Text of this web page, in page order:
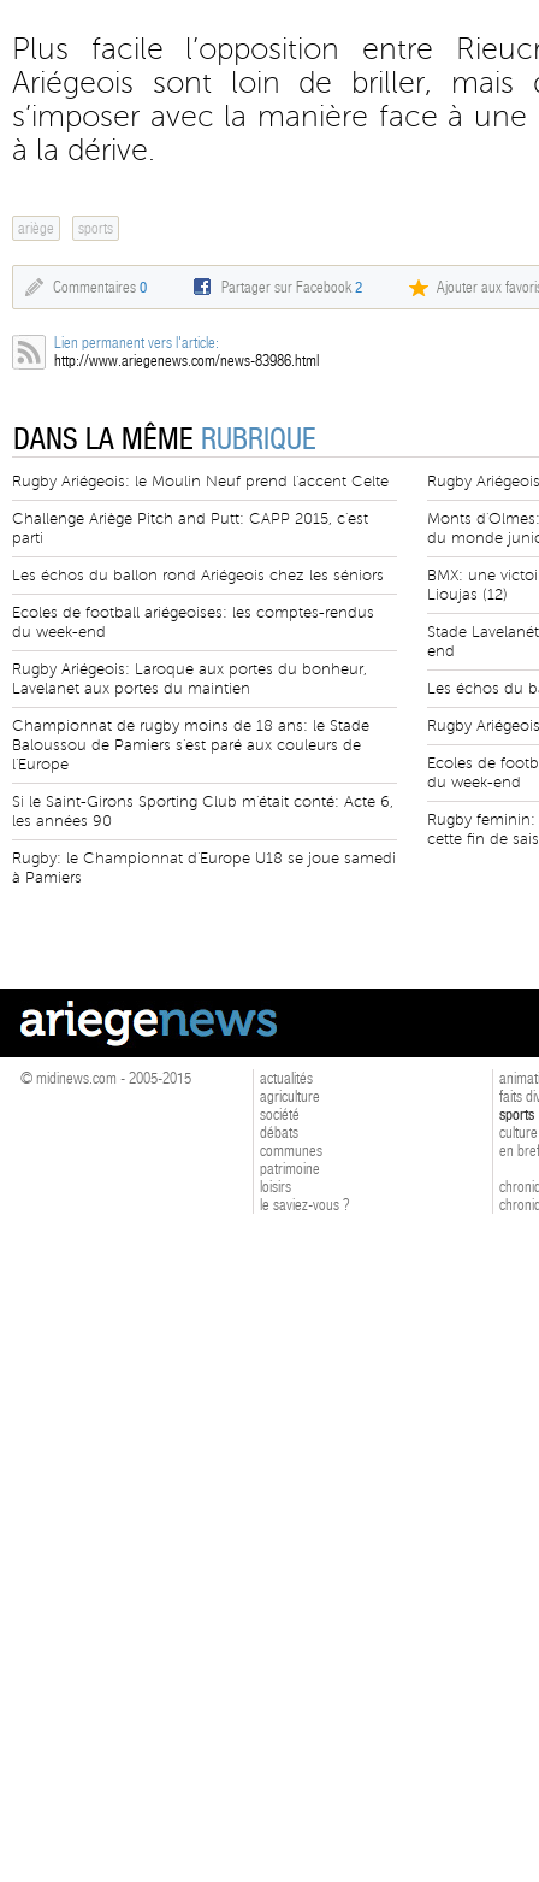
Plus facile l’opposition entre
Ariégeois sont loin de briller, mais
s’imposer avec la manière face à
à la dérive.
ariège sports
Commentaires 0 Partager sur Facebook2 Ajouter aux
Lien permanent vers l'article:
http://www.ariegenews.com/news-83986.html
DANS LA MÊME RUBRIQUE
Rugby Ariégeois: le Moulin Neuf prend l'accent Celte
Challenge Ariège Pitch and Putt: CAPP 2015, c'est
parti
Les échos du ballon rond Ariégeois chez les séniors
Ecoles de football ariégeoises: les comptes-rendus
du week-end
Rugby Ariégeois: Laroque aux portes du bonheur,
Lavelanet aux portes du maintien
Championnat de rugby moins de 18 ans: le Stade
Baloussou de Pamiers s'est paré aux couleurs de
l'Europe
Si le Saint-Girons Sporting Club m'était conté: Acte 6,
les années 90
Rugby: le Championnat d'Europe U18 se joue samedi
à Pamiers
Rugby
Monts
du monde
BMX: une
Lioujas (12)
Stade
end
Les échos du
Rugby
Ecoles de
du week-end
Rugby
cette fin de
© midinews.com - 2005-2015
actualités
agriculture
société
débats
communes
patrimoine
loisirs
le saviez-vous ?
faits
sports
culture
en bref